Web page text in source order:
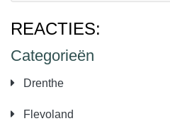
Categorieën
Drenthe
Flevoland
REACTIES: